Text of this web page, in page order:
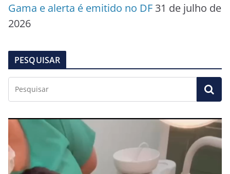
Gama e alerta é emitido no DF 31 de julho de
2026
PESQUISAR